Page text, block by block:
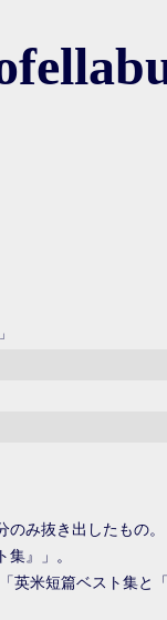
み抜き出したもの。
』」。
英米短篇ベスト集